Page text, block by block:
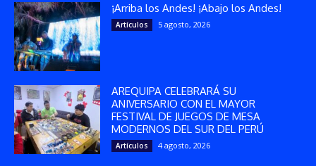
¡Arriba los Andes! ¡Abajo los Andes!
Artículos 5 agosto, 2026
AREQUIPA CELEBRARÁ SU
ANIVERSARIO CON EL MAYOR
FESTIVAL DE JUEGOS DE MESA
MODERNOS DEL SUR DEL PERÚ
Artículos 4 agosto, 2026